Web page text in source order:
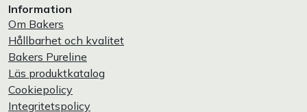
Information
Om Bakers
Hållbarhet och kvalitet
Bakers Pureline
Läs produktkatalog
Cookiepolicy
Integritetspolicy